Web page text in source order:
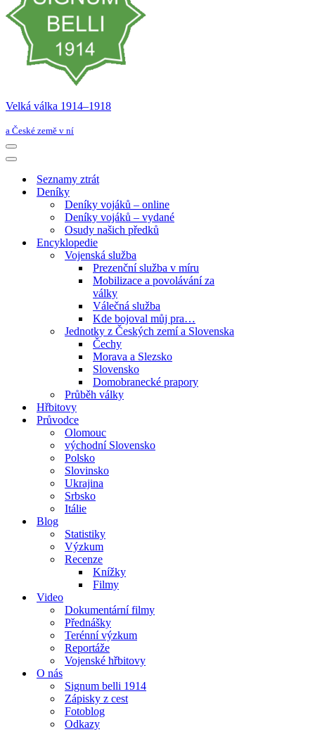
Velká válka 1914–⁠⁠⁠⁠⁠⁠1918
a České země v ní
Navigační
menu
Navigační
Seznamy ztrát
Deníky
Deníky vojáků – online
Deníky vojáků – vydané
Osudy našich předků
Encyklopedie
Vojenská služba
Prezenční služba v míru
Mobilizace a povolávání za
války
Válečná služba
Kde bojoval můj pra…
Jednotky z Českých zemí a Slovenska
Čechy
Morava a Slezsko
Slovensko
Domobranecké prapory
Průběh války
Hřbitovy
Průvodce
Olomouc
východní Slovensko
Polsko
Slovinsko
Ukrajina
Srbsko
Itálie
Blog
Statistiky
Výzkum
Recenze
Knížky
Filmy
Video
Dokumentární filmy
Přednášky
Terénní výzkum
Reportáže
Vojenské hřbitovy
O nás
Signum belli 1914
Zápisky z cest
Fotoblog
Odkazy